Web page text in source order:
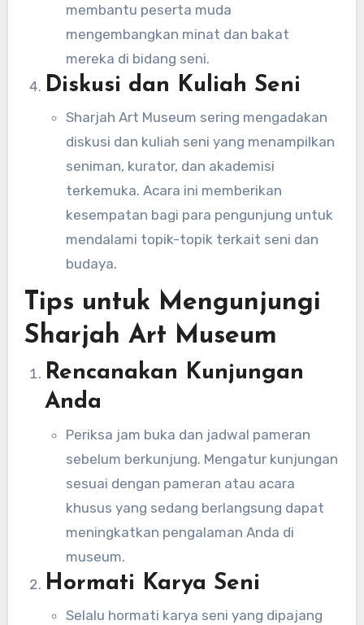
membantu peserta muda
mengembangkan minat dan bakat
mereka di bidang seni.
Diskusi dan Kuliah Seni
Sharjah Art Museum sering mengadakan
diskusi dan kuliah seni yang menampilkan
seniman, kurator, dan akademisi
terkemuka. Acara ini memberikan
kesempatan bagi para pengunjung untuk
mendalami topik-topik terkait seni dan
budaya.
Tips untuk Mengunjungi
Sharjah Art Museum
Rencanakan Kunjungan
Anda
Periksa jam buka dan jadwal pameran
sebelum berkunjung. Mengatur kunjungan
sesuai dengan pameran atau acara
khusus yang sedang berlangsung dapat
meningkatkan pengalaman Anda di
museum.
Hormati Karya Seni
Selalu hormati karya seni yang dipajang